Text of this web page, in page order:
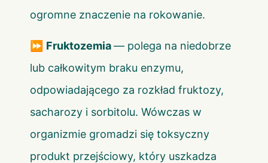
ogromne znaczenie na rokowanie.
⏩ Fruktozemia— polega na niedobrze
lub całkowitym braku enzymu,
odpowiadającego za rozkład fruktozy,
sacharozy i sorbitolu. Wówczas w
organizmie gromadzi się toksyczny
produkt przejściowy, który uszkadza